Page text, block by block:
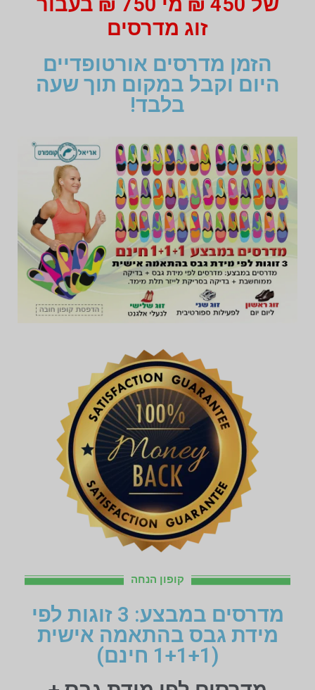
זוג מדרסים
הזמן מדרסים אורטופדיים
היום וקבל במקום תוך שעה
בלבד!
קופון הנחה
מדרסים במבצע: 3 זוגות לפי
מידת גבס בהתאמה אישית
(1+1+1 חינם)